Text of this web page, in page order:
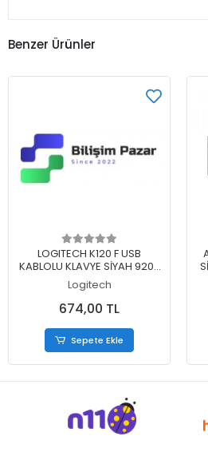
Benzer Ürünler
Sepete Ekle
LOGITECH K120 F USB
KABLOLU KLAVYE SİYAH 920-
004163
Logitech
674,00 TL
Sepete Ekle